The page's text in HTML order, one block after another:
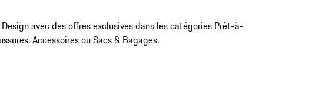
avec des offres exclusives dans les catégories Prêt-à-
,AccessoiresouSacs & Bagages.